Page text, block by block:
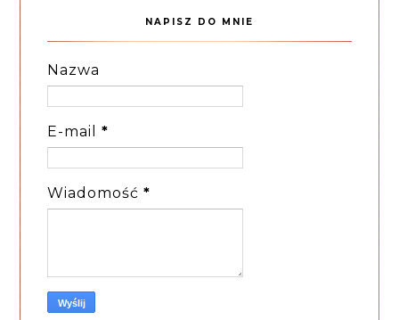
NAPISZ DO MNIE
Nazwa
E-mail*
Wiadomość*